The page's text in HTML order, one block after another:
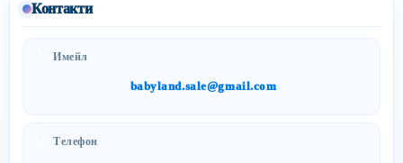
Контакти
Имейл
babyland.sale@gmail.com
Телефон